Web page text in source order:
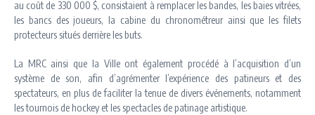
au coût de 330 000 $, consistaient à remplacer les bandes, les baies vitrées,
les bancs des joueurs, la cabine du chronométreur ainsi que les filets
protecteurs situés derrière les buts.
La MRC ainsi que la Ville ont également procédé à l’acquisition d’un
système de son, afin d’agrémenter l’expérience des patineurs et des
spectateurs, en plus de faciliter la tenue de divers événements, notamment
les tournois de hockey et les spectacles de patinage artistique.